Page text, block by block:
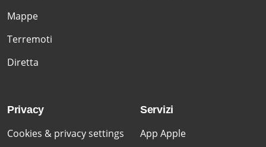
Mappe
Terremoti
Diretta
Privacy
Cookies & privacy settings
Servizi
App Apple